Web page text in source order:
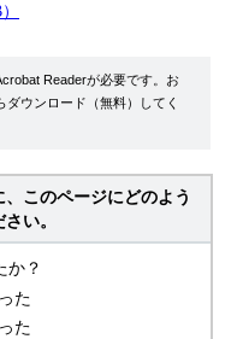
Readerが必要です。お
ダウンロード（無料）してく
このページにどのよう
い。
か？
た
た